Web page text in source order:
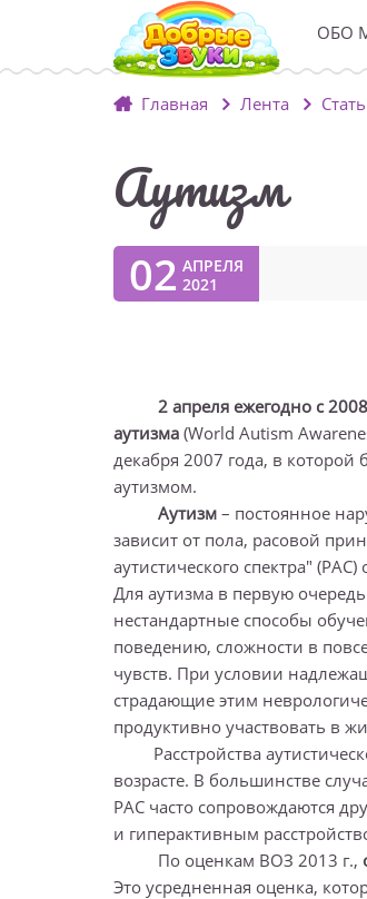
ОБО
Главная Лента
Аутизм
02 АПРЕЛЯ
2021
2 апреля ежегодно с
аутизма (World Autism
декабря 2007 года, в
аутизмом.
Аутизм – постоянное
зависит от пола, расовой
аутистического спектра"
Для аутизма в первую
нестандартные способы
поведению, сложности в
чувств. При условии
страдающие этим
продуктивно участвовать в
Расстройства
возрасте. В большинстве
РАС часто сопровождаются
и гиперактивным
По оценкам ВОЗ 2013 г.,
Это усредненная оценка,